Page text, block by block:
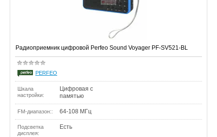
Радиоприемник цифровой Perfeo Sound Voyager PF-SV521-BL
PERFEO
Шкала
настройки:
Цифровая с
памятью
FM-диапазон:: 64-108 МГц
Подсветка
дисплея:
Есть